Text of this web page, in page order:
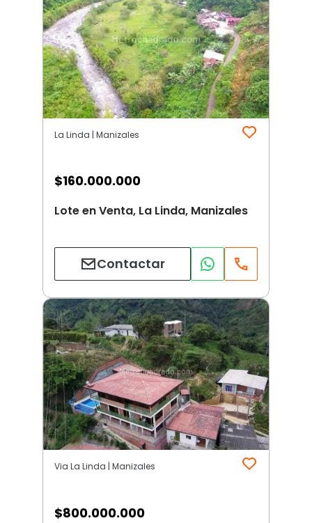
La Linda | Manizales
$160.000.000
Lote en Venta, La Linda, Manizales
Contactar
Via La Linda | Manizales
$800.000.000